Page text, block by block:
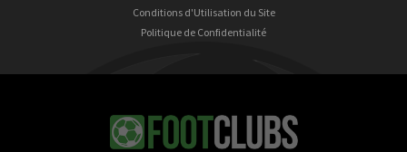
Conditions d'Utilisation du Site
Politique de Confidentialité